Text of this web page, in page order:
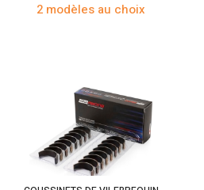
2 modèles au choix